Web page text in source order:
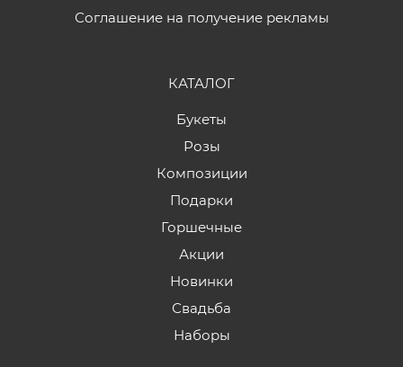
Соглашение на получение рекламы
КАТАЛОГ
Букеты
Розы
Композиции
Подарки
Горшечные
Акции
Новинки
Свадьба
Наборы